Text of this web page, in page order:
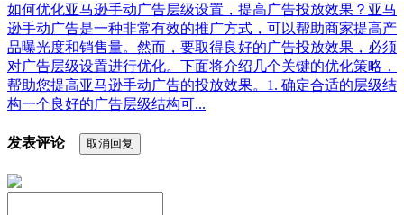
如何优化亚马逊手动广告层级设置，提高广告投放效果？亚马
逊手动广告是一种非常有效的推广方式，可以帮助商家提高产
品曝光度和销售量。然而，要取得良好的广告投放效果，必须
对广告层级设置进行优化。下面将介绍几个关键的优化策略，
帮助您提高亚马逊手动广告的投放效果。1. 确定合适的层级结
构一个良好的广告层级结构可...
发表评论 取消回复